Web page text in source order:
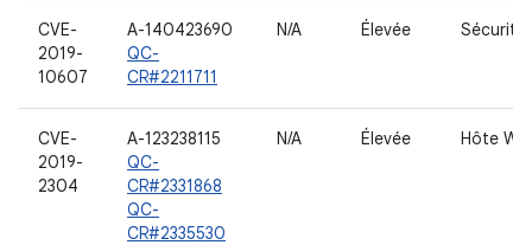
CVE-
2019-
10607
A-140423690
QC-
CR#2211711
N/A Élevée Sécurité
CVE-
2019-
2304
A-123238115
QC-
CR#2331868
QC-
CR#2335530
N/A Élevée Hôte